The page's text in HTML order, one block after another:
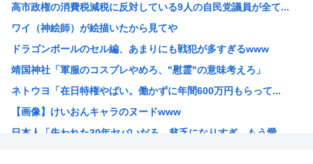
【悲報】全席指定･事前販売制｢琵琶湖三市同時花火大会｣が...
【悲報】タトゥー擁護してる反社、味方から背中を刺される
秋田県職員、ラブホテルから記者会見していたことが発覚（※...
彼女「ねぃねぃ、結婚も視野に入ってきたわけだし給料教えて...
【悲報】高市早苗首相さん、公用車を3000万円の新車に買...
オーストラリア研究チーム、45年間、2700人以上を研究...
高市政権の消費税減税に反対している9人の自民党議員が全て...
ワイ（神絵師）が絵描いたから見てや
ドラゴンボールのセル編、あまりにも戦犯が多すぎるwww
靖国神社「軍服のコスプレやめろ、"慰霊"の意味考えろ」
ネトウヨ「在日特権やばい。働かずに年間600万円もらって...
【画像】けいおんキャラのヌードwww
日本人「失われた30年ヤバいだろ…貧乏になりすぎ…もう愛...